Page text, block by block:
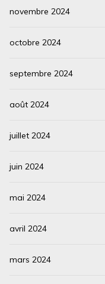
novembre 2024
octobre 2024
septembre 2024
août 2024
juillet 2024
juin 2024
mai 2024
avril 2024
mars 2024